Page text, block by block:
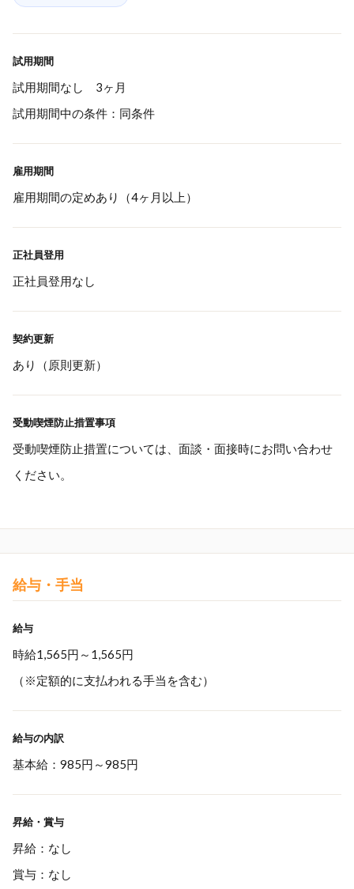
試用期間
試用期間なし 3ヶ月
試用期間中の条件：同条件
雇用期間
雇用期間の定めあり（4ヶ月以上）
正社員登用
正社員登用なし
契約更新
あり（原則更新）
受動喫煙防止措置事項
受動喫煙防止措置については、面談・面接時にお問い合わせ
ください。
給与・手当
給与
時給1,565円～1,565円
（※定額的に支払われる手当を含む）
給与の内訳
基本給：985円～985円
昇給・賞与
昇給：なし
賞与：なし